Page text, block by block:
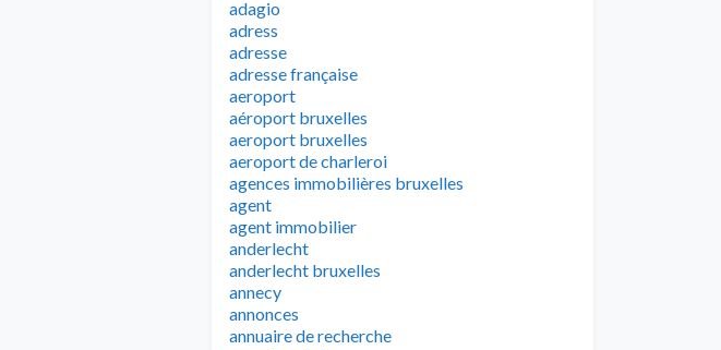
adagio
adress
adresse
adresse française
aeroport
aéroport bruxelles
aeroport bruxelles
aeroport de charleroi
agences immobilières bruxelles
agent
agent immobilier
anderlecht
anderlecht bruxelles
annecy
annonces
annuaire de recherche